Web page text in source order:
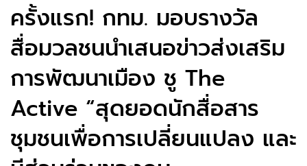
ครั้งแรก! กทม. มอบรางวัล
สื่อมวลชนนำเสนอข่าวส่งเสริม
การพัฒนาเมือง ชู The
Active “สุดยอดนักสื่อสาร
ชุมชนเพื่อการเปลี่ยนแปลง และ